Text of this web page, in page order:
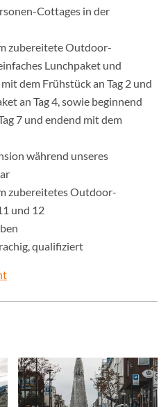
Cottages in der
zubereitete Outdoor-
Lunchpaket und
dem Frühstück an Tag 2 und
an Tag 4, sowie beginnend
7 und endend mit dem
während unseres
zubereitetes Outdoor-
und 12
qualifiziert